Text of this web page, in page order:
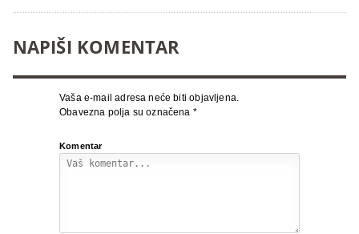
NAPIŠI KOMENTAR
Vaša e-mail adresa neće biti objavljena.
Obavezna polja su označena *
Komentar